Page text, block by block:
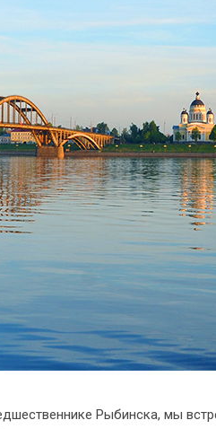
Рыбинска, мы